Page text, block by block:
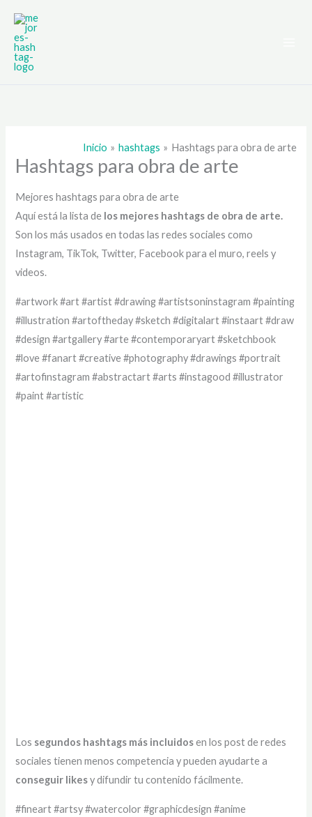
contenido
Inicio hashtags Hashtags para obra de arte
Hashtags para obra de arte
Mejores hashtags para obra de arte
Aquí está la lista de los mejores hashtags de obra de arte.
Son los más usados en todas las redes sociales como
Instagram, TikTok, Twitter, Facebook para el muro, reels y
videos.
#artwork #art #artist #drawing #artistsoninstagram #painting
#illustration #artoftheday #sketch #digitalart #instaart #draw
#design #artgallery #arte #contemporaryart #sketchbook
#love #fanart #creative #photography #drawings #portrait
#artofinstagram #abstractart #arts #instagood #illustrator
#paint #artistic
Los segundos hashtags más incluidosen los post de redes
sociales tienen menos competencia y pueden ayudarte a
conseguir likesy difundir tu contenido fácilmente.
#fineart #artsy #watercolor #graphicdesign #anime